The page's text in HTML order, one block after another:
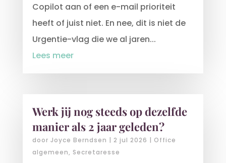
Copilot aan of een e-mail prioriteit
heeft of juist niet. En nee, dit is niet de
Urgentie-vlag die we al jaren...
Lees meer
Werk jij nog steeds op dezelfde
manier als 2 jaar geleden?
door Joyce Berndsen | 2 jul 2026 | Office
algemeen, Secretaresse